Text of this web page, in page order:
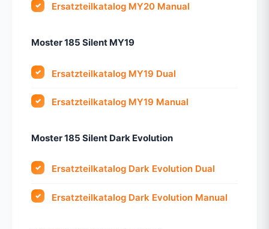
Ersatzteilkatalog MY20 Manual
Moster 185 Silent MY19
Ersatzteilkatalog MY19 Dual
Ersatzteilkatalog MY19 Manual
Moster 185 Silent Dark Evolution
Ersatzteilkatalog Dark Evolution Dual
Ersatzteilkatalog Dark Evolution Manual